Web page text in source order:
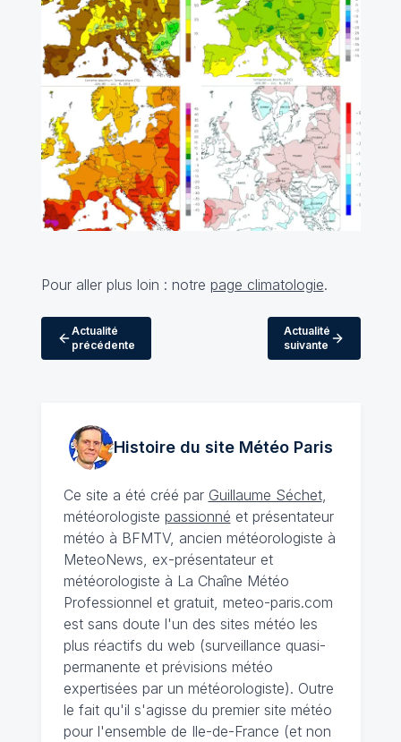
Pour aller plus loin : notre page climatologie.
Actualité
précédente
Actualité
suivante
Histoire du site MétéoParis
Ce site a été créé par Guillaume Séchet,
météorologiste passionné et présentateur
météo à BFMTV, ancien météorologiste à
MeteoNews, ex-présentateur et
météorologiste à La Chaîne Météo
Professionnel et gratuit, meteo-paris.com
est sans doute l'un des sites météo les
plus réactifs du web (surveillance quasi-
permanente et prévisions météo
expertisées par un météorologiste). Outre
le fait qu'il s'agisse du premier site météo
pour l'ensemble de Ile-de-France (et non